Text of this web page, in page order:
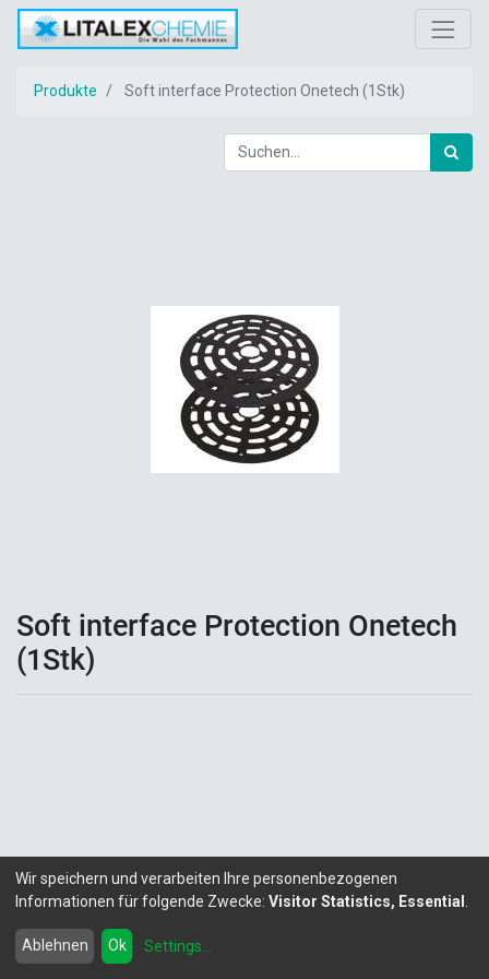
Produkte Soft interface Protection Onetech (1Stk)
Soft interface Protection Onetech
(1Stk)
Powered by
- Die #1
Wir speichern und verarbeiten Ihre personenbezogenen
Informationen für folgende Zwecke: Visitor Statistics, Essential
Ablehnen Ok Settings...